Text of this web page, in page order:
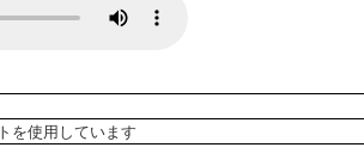
を使用しています